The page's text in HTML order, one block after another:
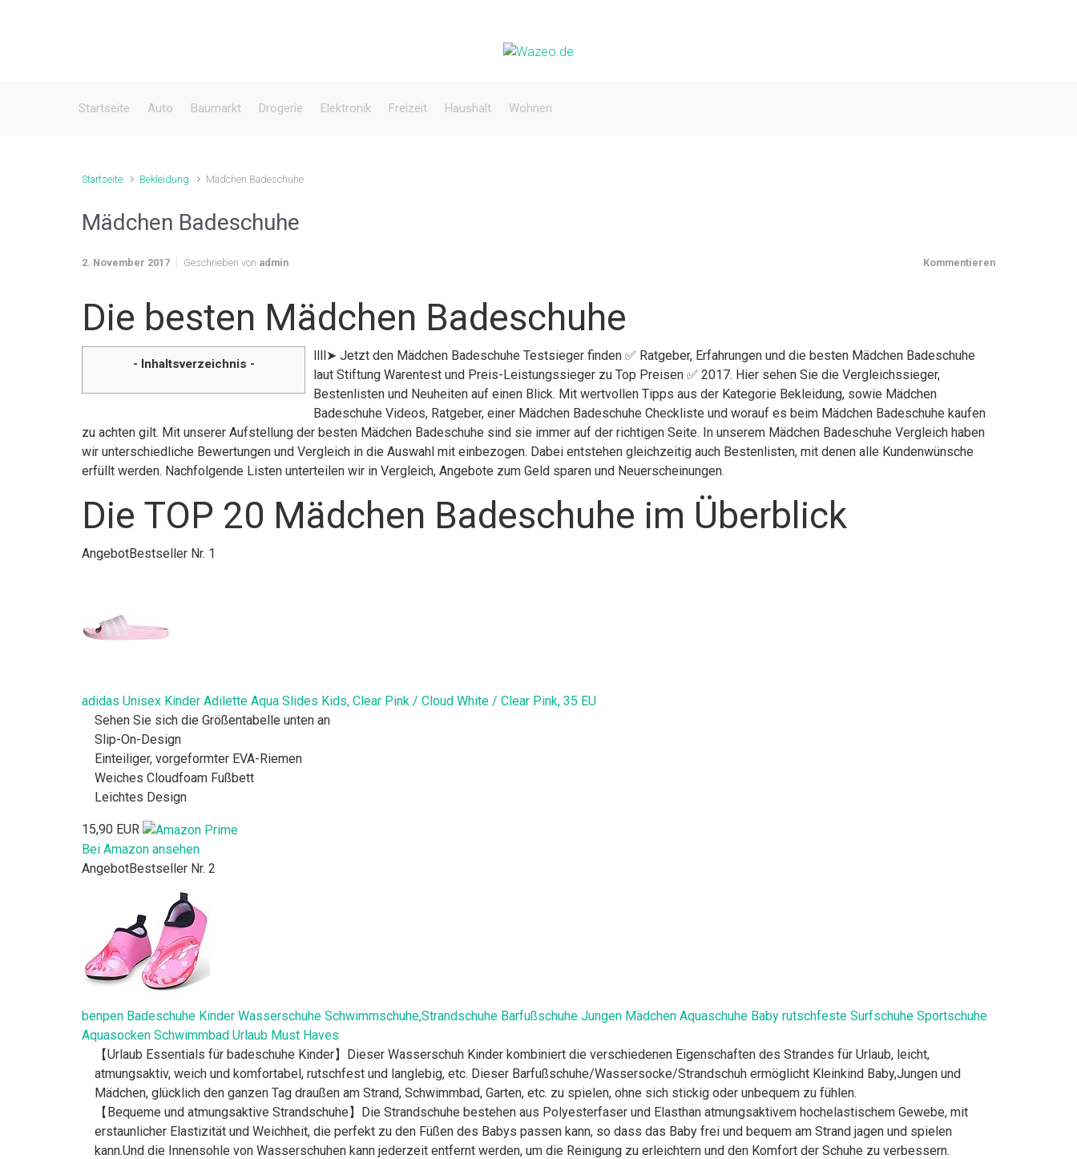
Startseite Auto Baumarkt Drogerie Elektronik Freizeit Haushalt Wohnen
Startseite Bekleidung Mädchen Badeschuhe
Mädchen Badeschuhe
2. November 2017 Geschrieben von admin Kommentieren
Die besten Mädchen Badeschuhe
- Inhaltsverzeichnis -
llll➤ Jetzt den Mädchen Badeschuhe Testsieger finden ✅ Ratgeber, Erfahrungen und die besten Mädchen Badeschuhe
laut Stiftung Warentest und Preis-Leistungssieger zu Top Preisen ✅ 2017. Hier sehen Sie die Vergleichssieger,
Bestenlisten und Neuheiten auf einen Blick. Mit wertvollen Tipps aus der Kategorie Bekleidung, sowie Mädchen
Badeschuhe Videos, Ratgeber, einer Mädchen Badeschuhe Checkliste und worauf es beim Mädchen Badeschuhe kaufen
zu achten gilt. Mit unserer Aufstellung der besten Mädchen Badeschuhe sind sie immer auf der richtigen Seite. In unserem Mädchen Badeschuhe Vergleich haben
wir unterschiedliche Bewertungen und Vergleich in die Auswahl mit einbezogen. Dabei entstehen gleichzeitig auch Bestenlisten, mit denen alle Kundenwünsche
erfüllt werden. Nachfolgende Listen unterteilen wir in Vergleich, Angebote zum Geld sparen und Neuerscheinungen.
Die TOP 20 Mädchen Badeschuhe im Überblick
AngebotBestseller Nr. 1
adidas Unisex Kinder Adilette Aqua Slides Kids, Clear Pink / Cloud White / Clear Pink, 35 EU
Sehen Sie sich die Größentabelle unten an
Slip-On-Design
Einteiliger, vorgeformter EVA-Riemen
Weiches Cloudfoam Fußbett
Leichtes Design
15,90 EUR
Bei Amazon ansehen
AngebotBestseller Nr. 2
benpen Badeschuhe Kinder Wasserschuhe Schwimmschuhe,Strandschuhe Barfußschuhe Jungen Mädchen Aquaschuhe Baby rutschfeste Surfschuhe Sportschuhe
Aquasocken Schwimmbad Urlaub Must Haves
【Urlaub Essentials für badeschuhe Kinder】Dieser Wasserschuh Kinder kombiniert die verschiedenen Eigenschaften des Strandes für Urlaub, leicht,
atmungsaktiv, weich und komfortabel, rutschfest und langlebig, etc. Dieser Barfußschuhe/Wassersocke/Strandschuh ermöglicht Kleinkind Baby,Jungen und
Mädchen, glücklich den ganzen Tag draußen am Strand, Schwimmbad, Garten, etc. zu spielen, ohne sich stickig oder unbequem zu fühlen.
【Bequeme und atmungsaktive Strandschuhe】Die Strandschuhe bestehen aus Polyesterfaser und Elasthan atmungsaktivem hochelastischem Gewebe, mit
erstaunlicher Elastizität und Weichheit, die perfekt zu den Füßen des Babys passen kann, so dass das Baby frei und bequem am Strand jagen und spielen
kann.Und die Innensohle von Wasserschuhen kann jederzeit entfernt werden, um die Reinigung zu erleichtern und den Komfort der Schuhe zu verbessern.